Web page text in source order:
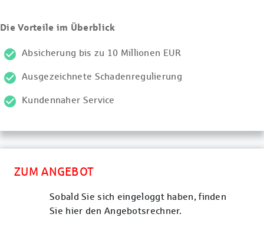
Die Vorteile im Überblick
Absicherung bis zu 10 Millionen EUR
Ausgezeichnete Schadenregulierung
Kundennaher Service
ZUM ANGEBOT
Sobald Sie sich eingeloggt haben, finden
Sie hier den Angebotsrechner.